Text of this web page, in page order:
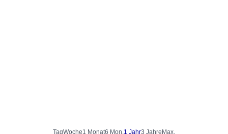
TagWoche1 Monat6 Mon.1 Jahr3 Jahre Max.